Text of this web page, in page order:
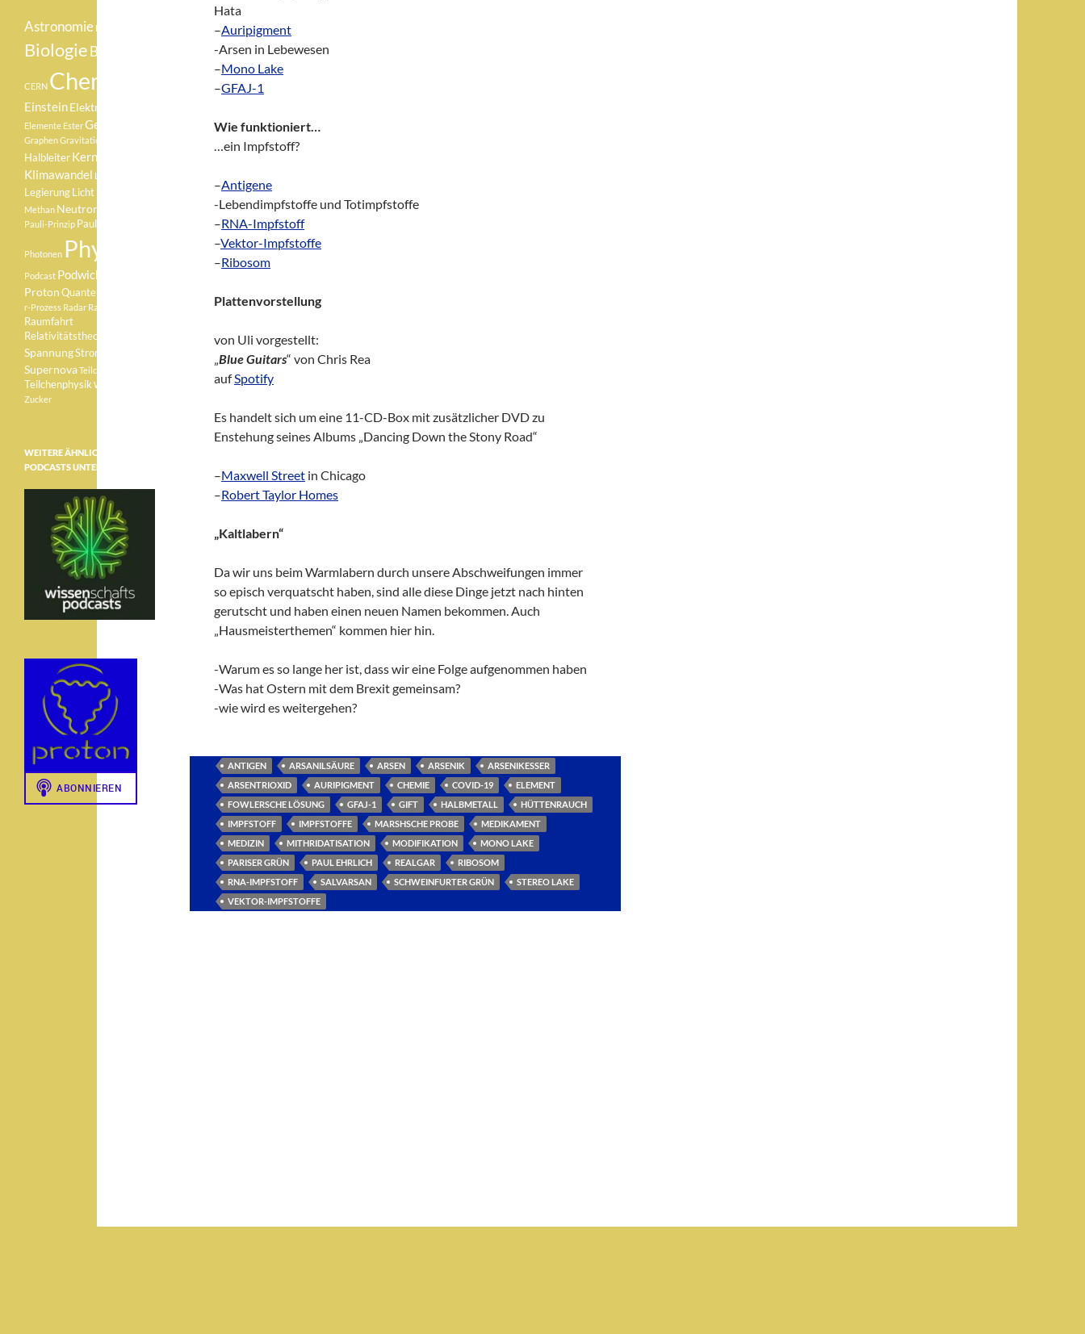
Hata
–Auripigment
-Arsen in Lebewesen
–Mono Lake
–GFAJ-1
Wie funktioniert…
…ein Impfstoff?
–Antigene
-Lebendimpfstoffe und Totimpfstoffe
–RNA-Impfstoff
–Vektor-Impfstoffe
–Ribosom
Plattenvorstellung
von Uli vorgestellt:
„Blue Guitars“ von Chris Rea
aufSpotify
Es handelt sich um eine 11-CD-Box mit zusätzlicher DVD zu
Enstehung seines Albums „Dancing Down the Stony Road“
–Maxwell Street in Chicago
–Robert Taylor Homes
„Kaltlabern“
Da wir uns beim Warmlabern durch unsere Abschweifungen immer
so episch verquatscht haben, sind alle diese Dinge jetzt nach hinten
gerutscht und haben einen neuen Namen bekommen. Auch
„Hausmeisterthemen“ kommen hier hin.
-Warum es so lange her ist, dass wir eine Folge aufgenommen haben
-Was hat Ostern mit dem Brexit gemeinsam?
-wie wird es weitergehen?
ANTIGEN ARSANILSÄURE ARSEN ARSENIK
ARSENIKESSER
ARSENTRIOXID
AURIPIGMENT CHEMIE COVID-19
ELEMENT
FOWLERSCHE LÖSUNG
GFAJ-1 GIFT HALBMETALL
HÜTTENRAUCH
IMPFSTOFF
IMPFSTOFFE MARSHSCHE PROBE
MEDIKAMENT
MEDIZIN
MITHRIDATISATION MODIFIKATION
MONO LAKE
PARISER GRÜN
PAUL EHRLICH REALGAR
RIBOSOM
RNA-IMPFSTOFF
SALVARSAN SCHWEINFURTER GRÜN
STEREO LAKE
VEKTOR-IMPFSTOFFE
Astronomie Betazerfall
BiologieBotanik
CERN Chemie
EinsteinElektron
Elemente EsterGeologie
GraphenGravitationswellen
Halbleiter Kernfusion
Klimawandel Lachgas
Legierung Licht
Methan Neutron
Pauli-Prinzip Pauli-Verbot
Photonen Physik
Podcast Podwichteln
Proton Quantenphysik
r-Prozess Radar Radioaktivität
Raumfahrt
Relativitätstheorie
SpannungStrom
SupernovaTeilchen
TeilchenphysikWeisser Zwerg
Zucker
WEITERE ÄHNLICHE
PODCASTS UNTER: